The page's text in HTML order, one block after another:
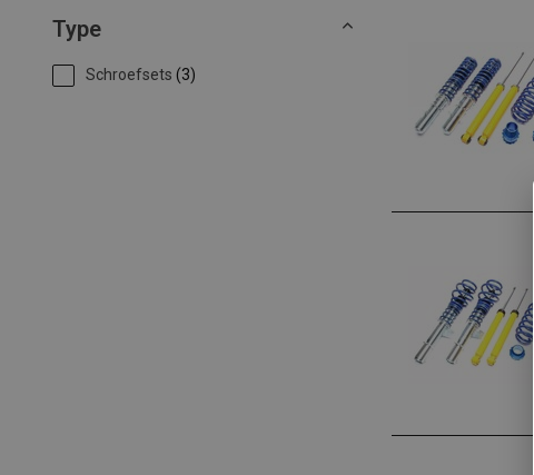
Type
Schroefsets (3)